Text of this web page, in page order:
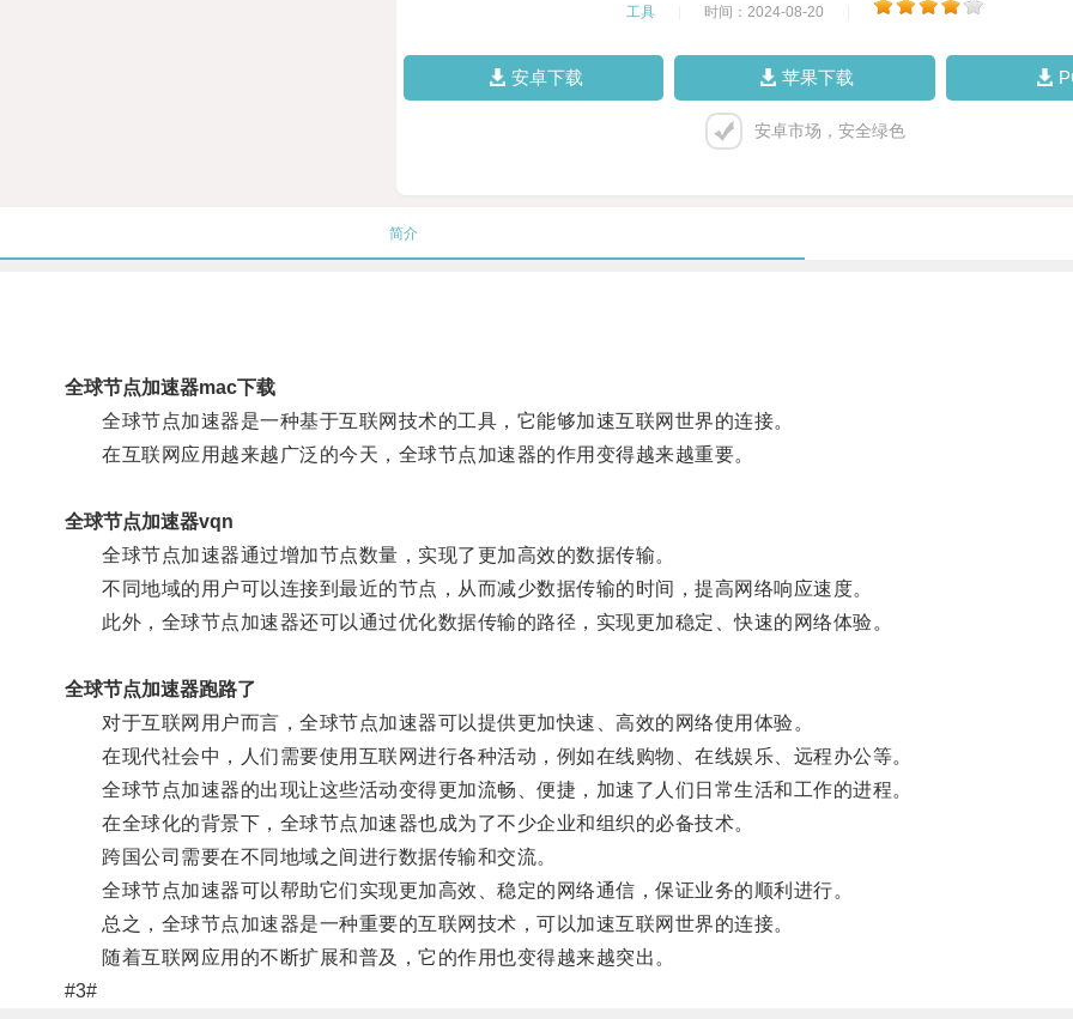
工具 时间：2024-08-20
安卓下载 苹果下载
安卓市场，安全绿色
简介
全球节点加速器mac下载
全球节点加速器是一种基于互联网技术的工具，它能够加速互联网世界的连接。
在互联网应用越来越广泛的今天，全球节点加速器的作用变得越来越重要。
全球节点加速器vqn
全球节点加速器通过增加节点数量，实现了更加高效的数据传输。
不同地域的用户可以连接到最近的节点，从而减少数据传输的时间，提高网络响应速度。
此外，全球节点加速器还可以通过优化数据传输的路径，实现更加稳定、快速的网络体验。
全球节点加速器跑路了
对于互联网用户而言，全球节点加速器可以提供更加快速、高效的网络使用体验。
在现代社会中，人们需要使用互联网进行各种活动，例如在线购物、在线娱乐、远程办公等。
全球节点加速器的出现让这些活动变得更加流畅、便捷，加速了人们日常生活和工作的进程。
在全球化的背景下，全球节点加速器也成为了不少企业和组织的必备技术。
跨国公司需要在不同地域之间进行数据传输和交流。
全球节点加速器可以帮助它们实现更加高效、稳定的网络通信，保证业务的顺利进行。
总之，全球节点加速器是一种重要的互联网技术，可以加速互联网世界的连接。
随着互联网应用的不断扩展和普及，它的作用也变得越来越突出。
#3#